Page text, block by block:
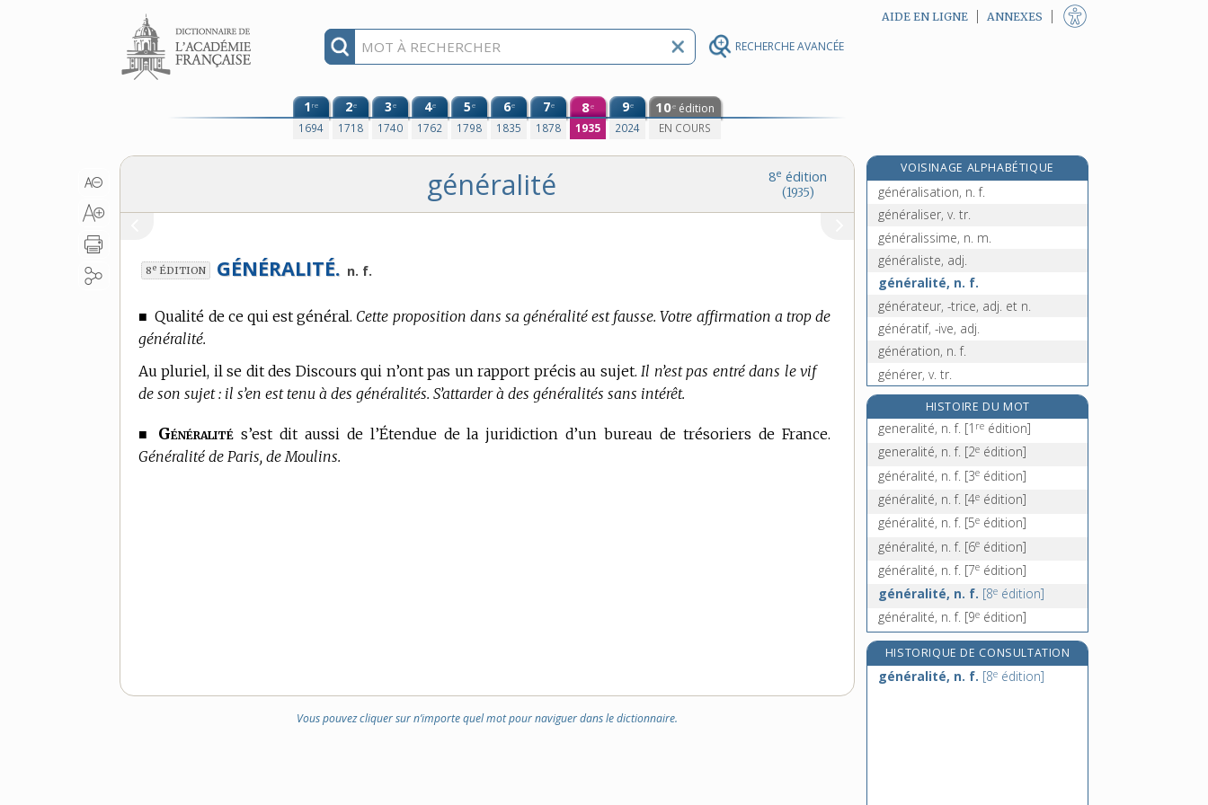
RECHERCHE AVANCÉE
Aller au contenu AIDE EN LIGNE ANNEXES
1re
1694
2e
1718
3e
1740
4e
1762
5e
1798
6e
1835
7e
1878
8e
1935
9e
2024
10e édition
EN COURS
8e édition
(1935)
généralité
8e ÉDITION GÉNÉRALITÉ. n. f.
■Qualité de ce qui est général. Cette proposition dans sa généralité est fausse. Votre affirmation a trop de
généralité.
Au pluriel, il se dit des Discours qui n’ont pas un rapport précis au sujet. Il n’est pas entré dans le vif
de son sujet : il s’en est tenu à des généralités. S’attarder à des généralités sans intérêt.
■ Généralités’est dit aussi de l’Étendue de la juridiction d’un bureau de trésoriers de France.
Généralité de Paris, de Moulins.
Vous pouvez cliquer sur n’importe quel mot pour naviguer dans le dictionnaire.
VOISINAGE ALPHABÉTIQUE
généralisateur, -trice, adj.
généralisation, n. f.
généraliser, v. tr.
généralissime, n. m.
généraliste, adj.
généralité, n. f.
générateur, -trice, adj. et n.
génératif, -ive, adj.
génération, n. f.
générer, v. tr.
généreusement, adv.
généreux, -euse, adj.
générique [II], n. m.
générosité, n. f.
HISTOIRE DU MOT
generalité, n. f. [1 re édition]
generalité, n. f. [2e édition]
généralité, n. f. [3e édition]
généralité, n. f. [4e édition]
généralité, n. f. [5e édition]
généralité, n. f. [6e édition]
généralité, n. f. [7e édition]
généralité, n. f. [8e édition]
généralité, n. f. [9e édition]
HISTORIQUE DE CONSULTATION
généralité, n. f. [8e édition]